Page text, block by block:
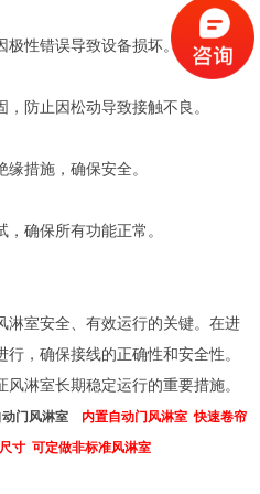
性错误导致设备损坏。
防止因松动导致接触不良。
措施，确保安全。
确保所有功能正常。
淋室安全、有效运行的关键。在进
，确保接线的正确性和安全性。
淋室长期稳定运行的重要措施。
动门风淋室 内置自动门风淋室 快速卷帘
寸 可定做非标准风淋室